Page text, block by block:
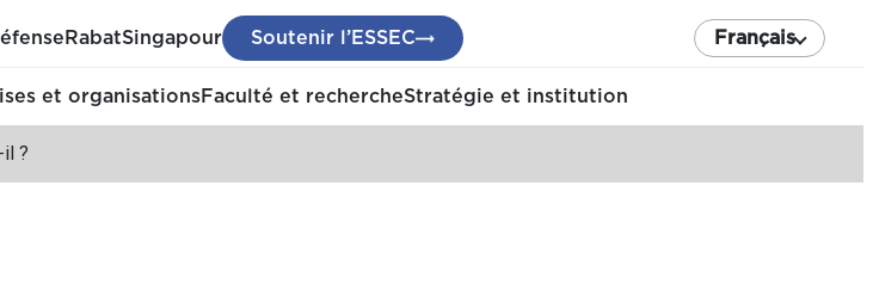
RabatSingapour Soutenir l’ESSEC Français
et organisationsFaculté et rechercheStratégie et institution
?